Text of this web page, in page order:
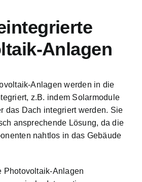
Anlagen
Anlagen werden in die
z.B. indem Solarmodule
das Dach integriert werden. Sie
ansprechende Lösung, da die
nahtlos in das Gebäude
Photovoltaik-Anlagen